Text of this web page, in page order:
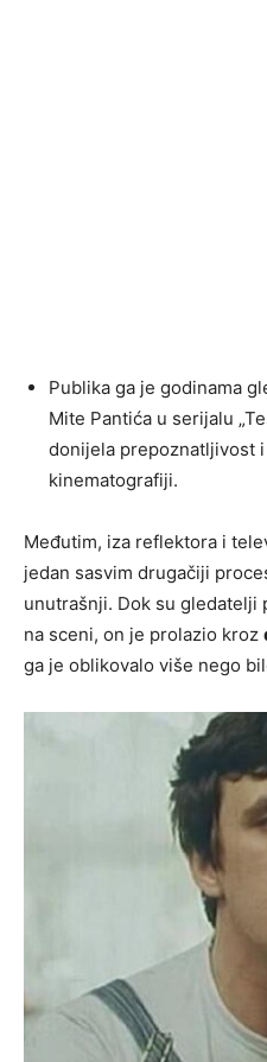
Publika ga je godinama
Mite Pantića u serijalu
donijela prepoznatljivost
kinematografiji.
Međutim, iza reflektora i
jedan sasvim drugačiji
unutrašnji. Dok su
na sceni, on je prolazio kroz
ga je oblikovalo više nego